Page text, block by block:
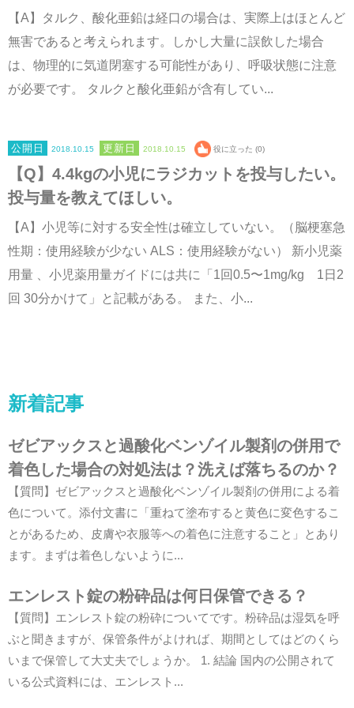
【A】タルク、酸化亜鉛は経口の場合は、実際上はほとんど
無害であると考えられます。しかし大量に誤飲した場合
は、物理的に気道閉塞する可能性があり、呼吸状態に注意
が必要です。 タルクと酸化亜鉛が含有してい...
2018.10.15 2018.10.15 役に立った (0)
【Q】4.4kgの小児にラジカットを投与したい。
投与量を教えてほしい。
【A】小児等に対する安全性は確立していない。（脳梗塞急
性期：使用経験が少ない ALS：使用経験がない） 新小児薬
用量 、小児薬用量ガイドには共に「1回0.5〜1mg/kg 1日2
回 30分かけて」と記載がある。 また、小...
新着記事
ゼビアックスと過酸化ベンゾイル製剤の併用で
着色した場合の対処法は？洗えば落ちるのか？
【質問】ゼビアックスと過酸化ベンゾイル製剤の併用による着
色について。添付文書に「重ねて塗布すると黄色に変色するこ
とがあるため、皮膚や衣服等への着色に注意すること」とあり
ます。まずは着色しないように...
エンレスト錠の粉砕品は何日保管できる？
【質問】エンレスト錠の粉砕についてです。粉砕品は湿気を呼
ぶと聞きますが、保管条件がよければ、期間としてはどのくら
いまで保管して大丈夫でしょうか。 1. 結論 国内の公開されて
いる公式資料には、エンレスト...